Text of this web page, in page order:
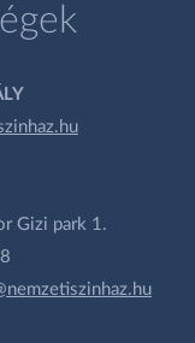
Gizi park 1.